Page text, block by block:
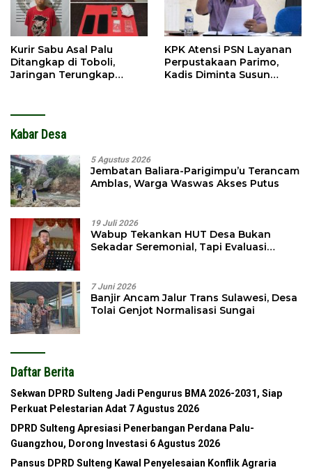
Kurir Sabu Asal Palu
Ditangkap di Toboli,
Jaringan Terungkap
KPK Atensi PSN Layanan
Perpustakaan Parimo,
Kadis Diminta Susun
Kabar Desa
5 Agustus 2026
Jembatan Baliara-Parigimpu’u Terancam
Amblas, Warga Waswas Akses Putus
19 Juli 2026
Wabup Tekankan HUT Desa Bukan
Sekadar Seremonial, Tapi Evaluasi
7 Juni 2026
Banjir Ancam Jalur Trans Sulawesi, Desa
Tolai Genjot Normalisasi Sungai
Daftar Berita
Sekwan DPRD Sulteng Jadi Pengurus BMA 2026-2031, Siap
Perkuat Pelestarian Adat 7 Agustus 2026
DPRD Sulteng Apresiasi Penerbangan Perdana Palu-
Guangzhou, Dorong Investasi 6 Agustus 2026
Pansus DPRD Sulteng Kawal Penyelesaian Konflik Agraria